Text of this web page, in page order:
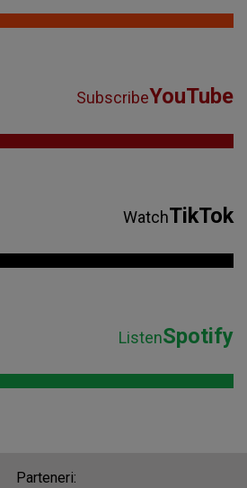
SubscribeYouTube
WatchTikTok
ListenSpotify
Parteneri: